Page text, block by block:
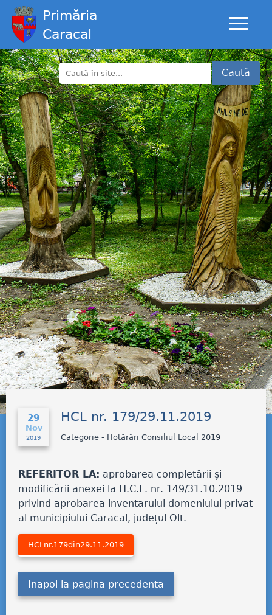
Primăria
Caracal
Caută
29
Nov
2019
HCL nr. 179/29.11.2019
Categorie - Hotărâri Consiliul Local 2019
REFERITOR LA: aprobarea completării și
modificării anexei la H.C.L. nr. 149/31.10.2019
privind aprobarea inventarului domeniului privat
al municipiului Caracal, județul Olt.
HCLnr.179din29.11.2019
Inapoi la pagina precedenta